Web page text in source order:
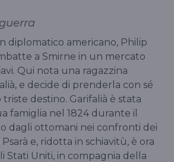
diplomatico americano, Philip
a Smirne in un mercato
Qui nota una ragazzina
e decide di prenderla con sé
destino. Garifalià è stata
famiglia nel 1824 durante il
dagli ottomani nei confronti dei
Psarà e, ridotta in schiavitù, è ora
Stati Uniti, in compagnia della